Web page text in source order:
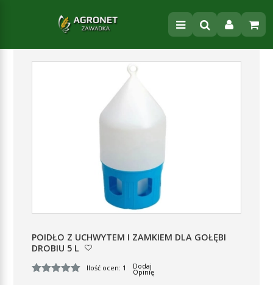
POIDŁO Z UCHWYTEM I ZAMKIEM DLA GOŁĘBI
DROBIU 5 L
Ilość ocen: 1 Dodaj
Opinię